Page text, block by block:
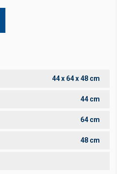
44 x 64 x 48 cm
44 cm
64 cm
48 cm